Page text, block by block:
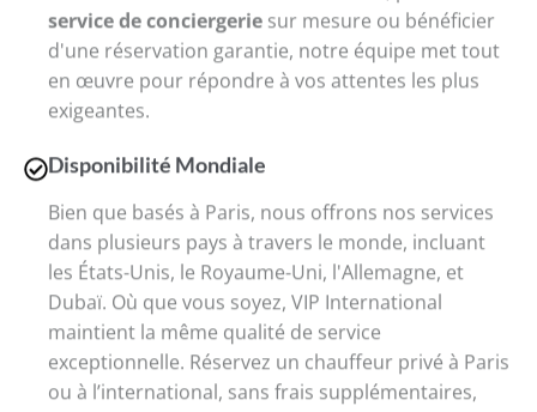
service de conciergerie sur mesure ou bénéficier
d'une réservation garantie, notre équipe met tout
en œuvre pour répondre à vos attentes les plus
exigeantes.
Disponibilité Mondiale
Bien que basés à Paris, nous offrons nos services
dans plusieurs pays à travers le monde, incluant
les États-Unis, le Royaume-Uni, l'Allemagne, et
Dubaï. Où que vous soyez, VIP International
maintient la même qualité de service
exceptionnelle. Réservez un chauffeur privé à Paris
ou à l’international, sans frais supplémentaires,